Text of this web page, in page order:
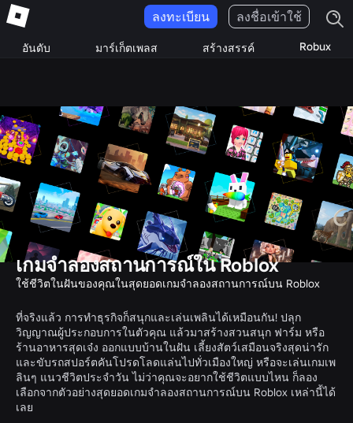
อันดับ มาร์เก็ตเพลส สร้างสรรค์ Robux
ลงทะเบียน ลงชื่อเข้าใช้
เกมจำลองสถานการณ์ใน Roblox
ใช้ชีวิตในฝันของคุณในสุดยอดเกมจำลองสถานการณ์บน Roblox
ที่จริงแล้ว การทำธุรกิจก็สนุกและเล่นเพลินได้เหมือนกัน! ปลุก
วิญญาณผู้ประกอบการในตัวคุณ แล้วมาสร้างสวนสนุก ฟาร์ม หรือ
ร้านอาหารสุดเจ๋ง ออกแบบบ้านในฝัน เลี้ยงสัตว์เสมือนจริงสุดน่ารัก
และขับรถสปอร์ตคันโปรดโลดแล่นไปทั่วเมืองใหญ่ หรือจะเล่นเกมเพ
ลินๆ แนวชีวิตประจำวัน ไม่ว่าคุณจะอยากใช้ชีวิตแบบไหน ก็ลอง
เลือกจากตัวอย่างสุดยอดเกมจำลองสถานการณ์บน Roblox เหล่านี้ได้
เลย